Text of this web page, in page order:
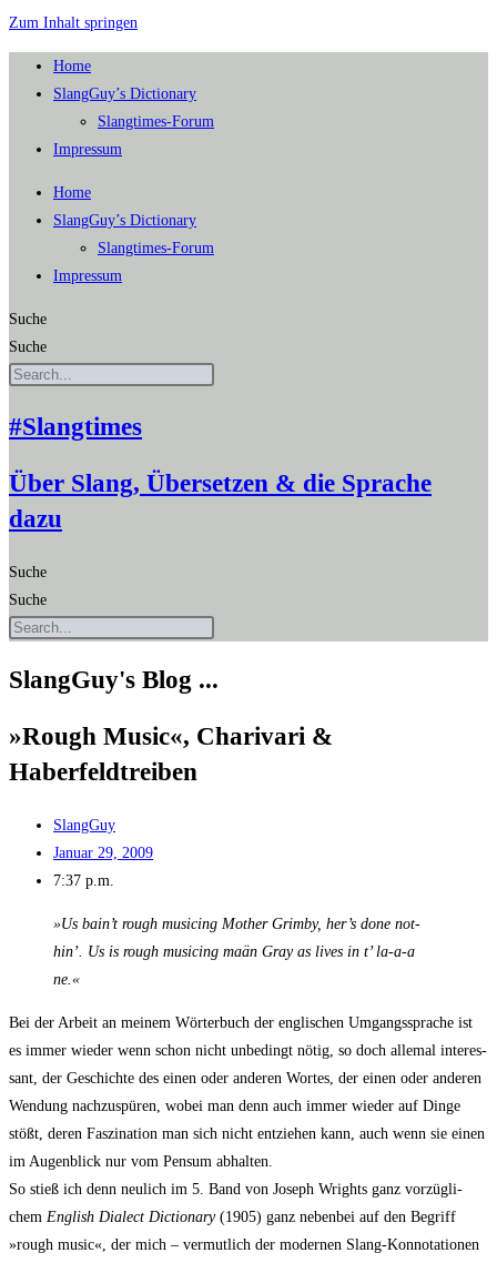
Zum Inhalt springen
Home
SlangGuy’s Dic­tion­a­ry
Slang­times-Forum
Impres­sum
Home
SlangGuy’s Dic­tion­a­ry
Slang­times-Forum
Impres­sum
Suche
Suche
#Slangtimes
Über Slang, Übersetzen & die Sprache
dazu
Suche
Suche
SlangGuy's Blog ...
»Rough Music«, Cha­ri­va­ri &
Haberfeldtreiben
SlangGuy
Januar 29, 2009
7:37 p.m.
»Us bain’t rough musi­cing Mother Grim­by, her’s done not­
hin’. Us is rough musi­cing maän Gray as lives in t’ la-a‑a
ne.«
Bei der Arbeit an mei­nem Wör­ter­buch der eng­li­schen Umgangs­spra­che ist
es immer wie­der wenn schon nicht unbe­dingt nötig, so doch alle­mal inter­es­
sant, der Geschich­te des einen oder ande­ren Wor­tes, der einen oder ande­ren
Wen­dung nach­zu­spü­ren, wobei man denn auch immer wie­der auf Din­ge
stößt, deren Fas­zi­na­ti­on man sich nicht ent­zie­hen kann, auch wenn sie einen
im Augen­blick nur vom Pen­sum abhalten.
So stieß ich denn neu­lich im 5. Band von Joseph Wrights ganz vor­züg­li­
chem Eng­lish Dialect Dic­tion­a­ry(1905) ganz neben­bei auf den Begriff
»rough music«, der mich – ver­mut­lich der moder­nen Slang-Kon­no­ta­tio­nen